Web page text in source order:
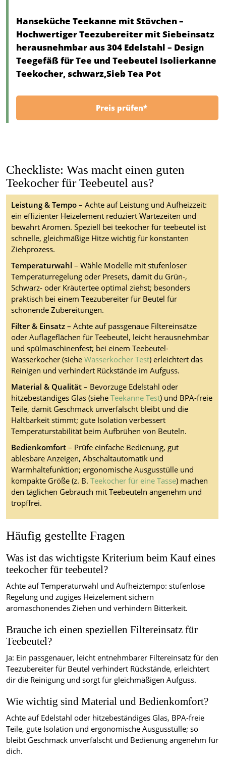
Hanseküche Teekanne mit Stövchen –
Hochwertiger Teezubereiter mit Siebeinsatz
herausnehmbar aus 304 Edelstahl – Design
Teegefäß für Tee und Teebeutel Isolierkanne
Teekocher, schwarz,Sieb Tea Pot
Preis prüfen*
Checkliste: Was macht einen guten
Teekocher für Teebeutel aus?
Leistung & Tempo– Achte auf Leistung und Aufheizzeit:
ein effizienter Heizelement reduziert Wartezeiten und
bewahrt Aromen. Speziell bei teekocher für teebeutel ist
schnelle, gleichmäßige Hitze wichtig für konstanten
Ziehprozess.
Temperaturwahl – Wähle Modelle mit stufenloser
Temperaturregelung oder Presets, damit du Grün-,
Schwarz- oder Kräutertee optimal ziehst; besonders
praktisch bei einem Teezubereiter für Beutel für
schonende Zubereitungen.
Filter & Einsatz– Achte auf passgenaue Filtereinsätze
oder Auflageflächen für Teebeutel, leicht herausnehmbar
und spülmaschinenfest; bei einem Teebeutel-
Wasserkocher (sieheWasserkocher Test) erleichtert das
Reinigen und verhindert Rückstände im Aufguss.
Material & Qualität– Bevorzuge Edelstahl oder
hitzebeständiges Glas (sieheTeekanne Test) und BPA-freie
Teile, damit Geschmack unverfälscht bleibt und die
Haltbarkeit stimmt; gute Isolation verbessert
Temperaturstabilität beim Aufbrühen von Beuteln.
Bedienkomfort– Prüfe einfache Bedienung, gut
ablesbare Anzeigen, Abschaltautomatik und
Warmhaltefunktion; ergonomische Ausgusstülle und
kompakte Größe (z. B. Teekocher für eine Tasse) machen
den täglichen Gebrauch mit Teebeuteln angenehm und
tropffrei.
Häufig gestellte Fragen
Was ist das wichtigste Kriterium beim Kauf eines
teekocher für teebeutel?
Achte auf Temperaturwahl und Aufheiztempo: stufenlose
Regelung und zügiges Heizelement sichern
aromaschonendes Ziehen und verhindern Bitterkeit.
Brauche ich einen speziellen Filtereinsatz für
Teebeutel?
Ja: Ein passgenauer, leicht entnehmbarer Filtereinsatz für den
Teezubereiter für Beutel verhindert Rückstände, erleichtert
dir die Reinigung und sorgt für gleichmäßigen Aufguss.
Wie wichtig sind Material und Bedienkomfort?
Achte auf Edelstahl oder hitzebeständiges Glas, BPA-freie
Teile, gute Isolation und ergonomische Ausgusstülle; so
bleibt Geschmack unverfälscht und Bedienung angenehm für
dich.